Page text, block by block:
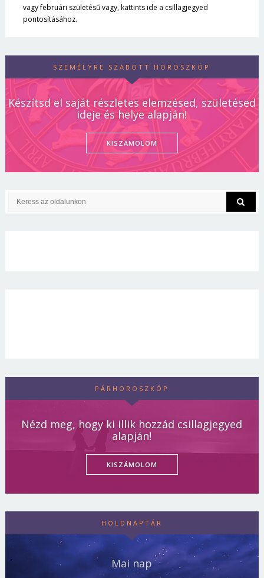
vagy februári születésű vagy, kattints ide a csillagjegyed
pontosításához.
SZEMÉLYRE SZABOTT HOROSZKÓP
Készítsd el saját részletes elemzésed, születésed
ideje és helye alapján!
KISZÁMOLOM
PÁRHOROSZKÓP
Nézd meg, hogy ki illik hozzád csillagjegyed
alapján!
KISZÁMOLOM
HOLDNAPTÁR
Mai nap